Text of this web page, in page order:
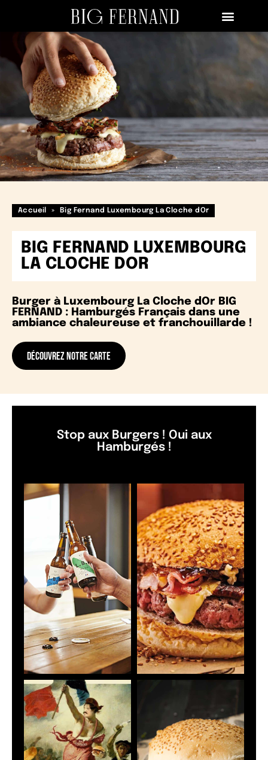
Accueil » Big Fernand Luxembourg La Cloche dOr
BIG FERNAND LUXEMBOURG
LA CLOCHE DOR
Burger à Luxembourg La Cloche dOr BIG
FERNAND : Hamburgés Français dans une
ambiance chaleureuse et franchouillarde !
DÉCOUVREZ NOTRE CARTE
Stop aux Burgers ! Oui aux
Hamburgés !